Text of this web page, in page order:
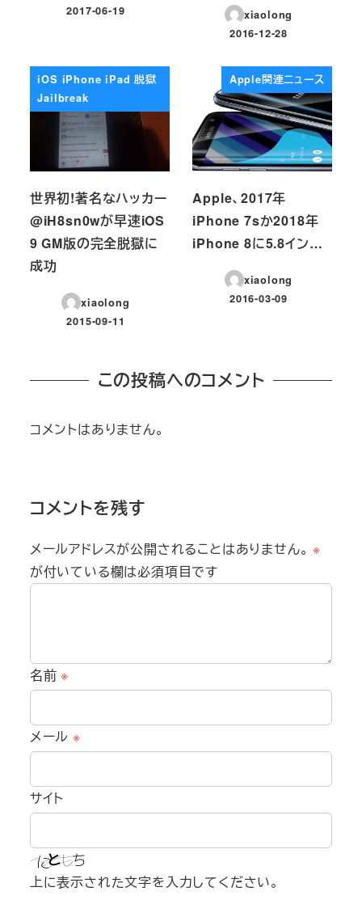
投稿日
2017-06-19
xiaolong
投稿日
2016-12-28
iOS iPhone iPad 脱獄
Jailbreak
世界初!著名なハッカー
@iH8sn0wが早速iOS
9 GM版の完全脱獄に
成功
xiaolong
投稿日
2015-09-11
Apple関連ニュース
Apple、2017年
iPhone 7sか2018年
iPhone 8に5.8イン…
xiaolong
投稿日
2016-03-09
この投稿へのコメント
コメントはありません。
コメントを残す
メールアドレスが公開されることはありません。 ※
が付いている欄は必須項目です
名前※
メール ※
サイト
上に表示された文字を入力してください。